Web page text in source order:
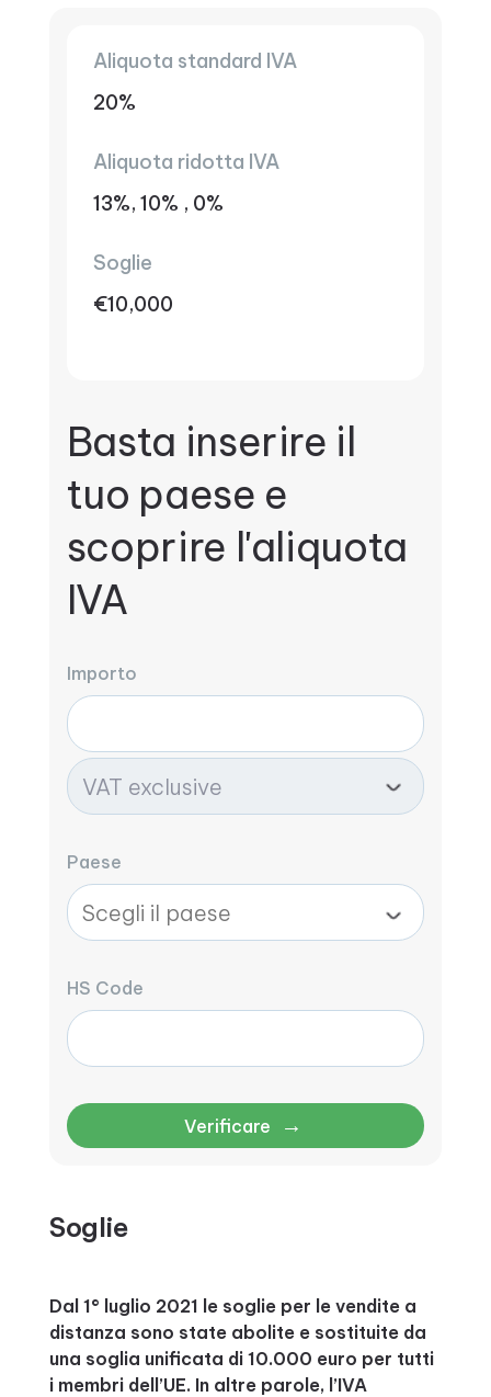
Aliquota standard IVA
20%
Aliquota ridotta IVA
13%, 10% , 0%
Soglie
€10,000
Basta inserire il
tuo paese e
scoprire l'aliquota
IVA
Importo
Paese
HS Code
Verificare →
Soglie
Dal 1° luglio 2021 le soglie per le vendite a
distanza sono state abolite e sostituite da
una soglia unificata di 10.000 euro per tutti
i membri dell’UE. In altre parole, l’IVA